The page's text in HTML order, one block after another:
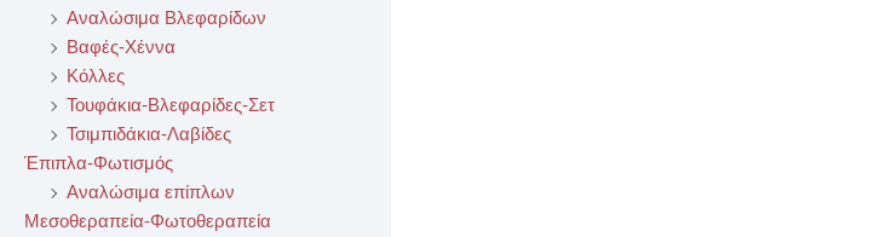
Αναλώσιμα Βλεφαρίδων
Βαφές-Χέννα
Κόλλες
Τουφάκια-Βλεφαρίδες-Σετ
Τσιμπιδάκια-Λαβίδες
Έπιπλα-Φωτισμός
Αναλώσιμα επίπλων
Μεσοθεραπεία-Φωτοθεραπεία